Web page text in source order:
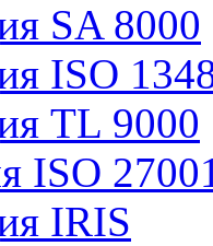
SA 8000
ISO
TL 9000
ISO
IRIS